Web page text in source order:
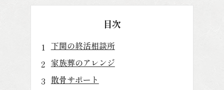
目次
下関の終活相談所
家族葬のアレンジ
散骨サポート